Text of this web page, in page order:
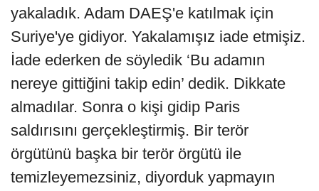
yakaladık. Adam DAEŞ'e katılmak için
Suriye'ye gidiyor. Yakalamışız iade etmişiz.
İade ederken de söyledik ‘Bu adamın
nereye gittiğini takip edin’ dedik. Dikkate
almadılar. Sonra o kişi gidip Paris
saldırısını gerçekleştirmiş. Bir terör
örgütünü başka bir terör örgütü ile
temizleyemezsiniz, diyorduk yapmayın